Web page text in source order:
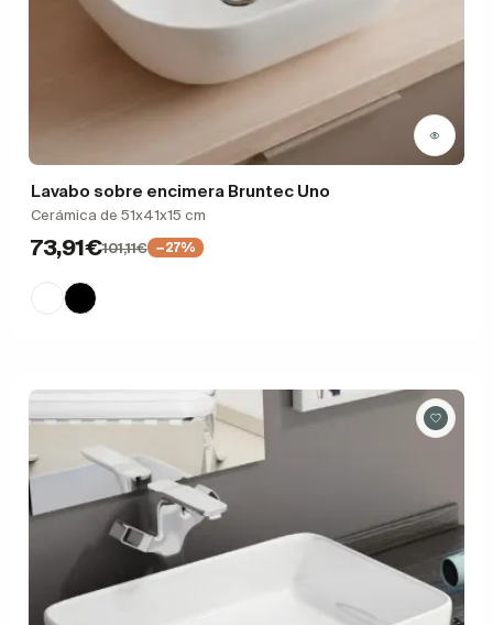
Lavabo sobre encimera Bruntec Uno
Cerámica de 51x41x15 cm
73,91€101,11€ −27%